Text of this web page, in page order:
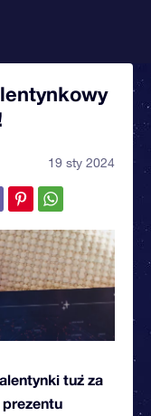
19 sty 2024
tuż za